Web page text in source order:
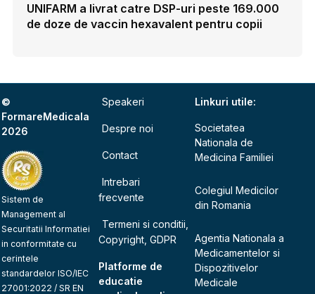
UNIFARM a livrat catre DSP-uri peste 169.000
de doze de vaccin hexavalent pentru copii
©
FormareMedicala
2026
Sistem de
Management al
Securitatii Informatiei
in conformitate cu
cerintele
standardelor ISO/IEC
27001:2022 / SR EN
Speakeri
Despre noi
Contact
Intrebari
frecvente
Termeni si conditii,
Copyright, GDPR
Platforme de
educatie
Linkuri utile:
Societatea
Nationala de
Medicina Familiei
Colegiul Medicilor
din Romania
Agentia Nationala a
Medicamentelor si
Dispozitivelor
Medicale